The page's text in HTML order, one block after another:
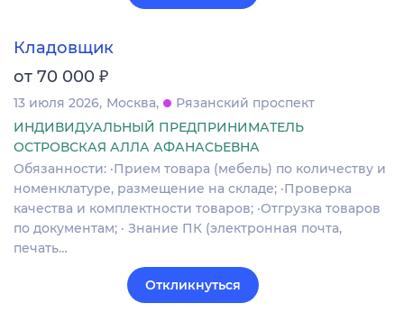
Кладовщик
от 70 000 ₽
13 июля 2026 Москва
Рязанский проспект
ИНДИВИДУАЛЬНЫЙ ПРЕДПРИНИМАТЕЛЬ
ОСТРОВСКАЯ АЛЛА АФАНАСЬЕВНА
Обязанности: ·Прием товара (мебель) по количеству и
номенклатуре, размещение на складе; ·Проверка
качества и комплектности товаров; ·Отгрузка товаров
по документам; · Знание ПК (электронная почта,
печать…
Откликнуться